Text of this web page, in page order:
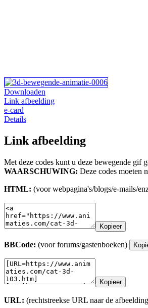
Downloaden
Link afbeelding
e-card
Details
Link afbeelding
Met deze codes kunt u deze bewegende gif
WAARSCHUWING: Deze codes moeten
HTML: (voor webpagina's/blogs/e-mails/
Kopieer
BBCode: (voor forums/gastenboeken)
Kopieer
URL: (rechtstreekse URL naar de